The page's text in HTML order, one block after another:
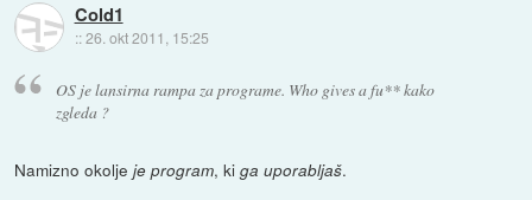
Cold1
::26. okt 2011, 15:25
OS je lansirna rampa za programe. Who gives a fu** kako
zgleda ?
Namizno okoljeje program, kiga uporabljaš.